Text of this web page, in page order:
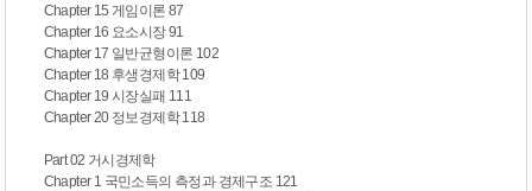
Chapter 15 게임이론 87
Chapter 16 요소시장 91
Chapter 17 일반균형이론 102
Chapter 18 후생경제학 109
Chapter 19 시장실패 111
Chapter 20 정보경제학 118
Part 02 거시경제학
Chapter 1 국민소득의 측정과 경제구조 121